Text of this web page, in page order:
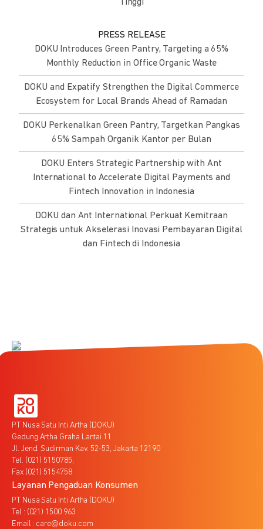
Tinggi
PRESS RELEASE
DOKU Introduces Green Pantry, Targeting a 65%
Monthly Reduction in Office Organic Waste
DOKU and Expatify Strengthen the Digital Commerce
Ecosystem for Local Brands Ahead of Ramadan
DOKU Perkenalkan Green Pantry, Targetkan Pangkas
65% Sampah Organik Kantor per Bulan
DOKU Enters Strategic Partnership with Ant
International to Accelerate Digital Payments and
Fintech Innovation in Indonesia
DOKU dan Ant International Perkuat Kemitraan
Strategis untuk Akselerasi Inovasi Pembayaran Digital
dan Fintech di Indonesia
PT Nusa Satu Inti Artha (DOKU)
Gedung Artha Graha Lantai 11
Jl. Jend. Sudirman Kav. 52-53, Jakarta 12190
Tel. (021) 5150785,
Fax (021) 5154758
Layanan Pengaduan Konsumen
PT Nusa Satu Inti Artha (DOKU)
Tel : (021) 1500 963
Email : care@doku.com